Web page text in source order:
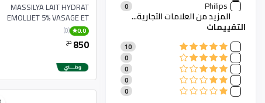
Philips
0
Bosch
Dyson
Whirlpool
0
Samsung Home
0
LG Appliances
0
IKEA
0
Tefal
0
Moulinex
0
المزيد من العلامات التجارية...
التقييمات
10
0
0
0
0
MASSILYA LAIT HYDRAT
EMOLLIET 5% VASAGE ET
CORPS POUS PEAUX SECHES
0.0
(0)
850 دج